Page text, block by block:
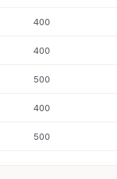
400
400
500
400
500